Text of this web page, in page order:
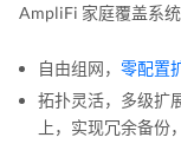
AmpliFi 家庭覆盖系统
自由组网， 零配置
拓扑灵活，多级扩
上，实现冗余备份